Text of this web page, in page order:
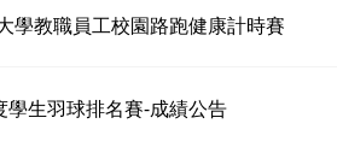
學教職員工校園路跑健康計時賽
生羽球排名賽-成績公告